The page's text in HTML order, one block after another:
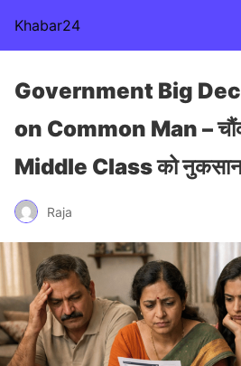
Khabar24
Government Big
on Common Man –
Middle Class को
Raja